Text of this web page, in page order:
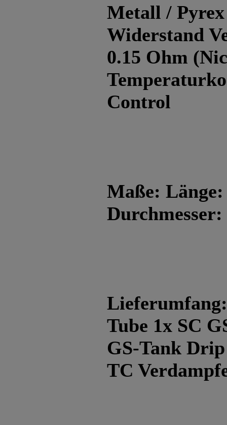
Metall /
Widerstand
0.15 Ohm
Control
Maße:
Tube 1x SC
GS-Tank
TC